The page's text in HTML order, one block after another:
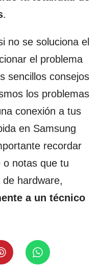
.
no se soluciona el
el problema
sencillos consejos
los problemas
conexión a tus
en Samsung
recordar
o notas que tu
hardware,
a un técnico